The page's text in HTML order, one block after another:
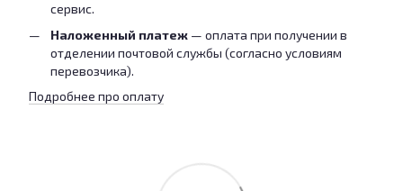
сервис.
Наложенный платеж — оплата при получении в
отделении почтовой службы (согласно условиям
перевозчика).
Подробнее про оплату